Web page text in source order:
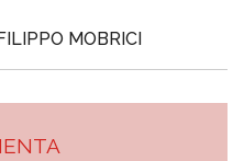
FILIPPO MOBRICI